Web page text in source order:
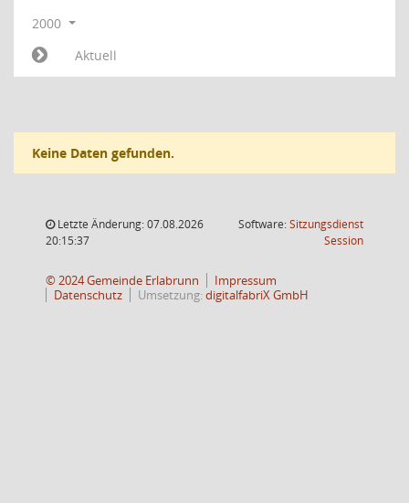
2000
Aktuell
Keine Daten gefunden.
Letzte Änderung: 07.08.2026
20:15:37
Software:Sitzungsdienst
Session(Wird in
© 2024 Gemeinde Erlabrunn
Impressum
Datenschutz
Umsetzung:digitalfabriX GmbH